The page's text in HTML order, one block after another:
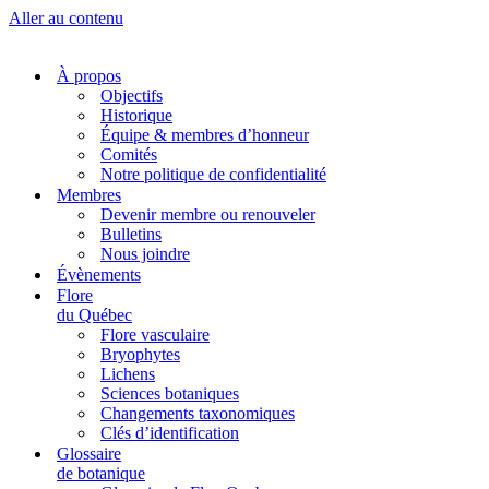
Aller au contenu
À propos
Objectifs
Historique
Équipe & membres d’honneur
Comités
Notre politique de confidentialité
Membres
Devenir membre ou renouveler
Bulletins
Nous joindre
Évènements
Flore
du Québec
Flore vasculaire
Bryophytes
Lichens
Sciences botaniques
Changements taxonomiques
Clés d’identification
Glossaire
de botanique